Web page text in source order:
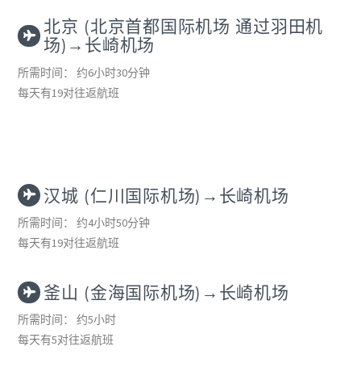
北京 (北京首都国际机场 通过羽田机
场)→长崎机场
所需时间： 约6小时30分钟
每天有19对往返航班
汉城 (仁川国际机场)→长崎机场
所需时间： 约4小时50分钟
每天有19对往返航班
釜山 (金海国际机场)→长崎机场
所需时间： 约5小时
每天有5对往返航班